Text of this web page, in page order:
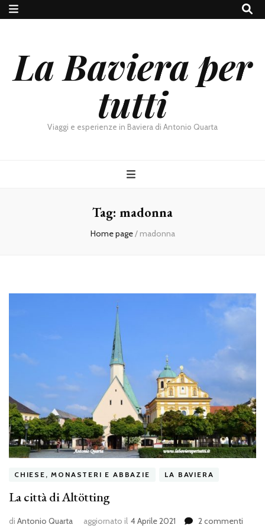
La Baviera per
tutti
Viaggi e esperienze in Baviera di Antonio Quarta
Tag: madonna
Home page/ madonna
CHIESE, MONASTERI E ABBAZIE LA BAVIERA
La città di Altötting
di Antonio Quarta aggiornato il 4 Aprile 2021 2 commenti